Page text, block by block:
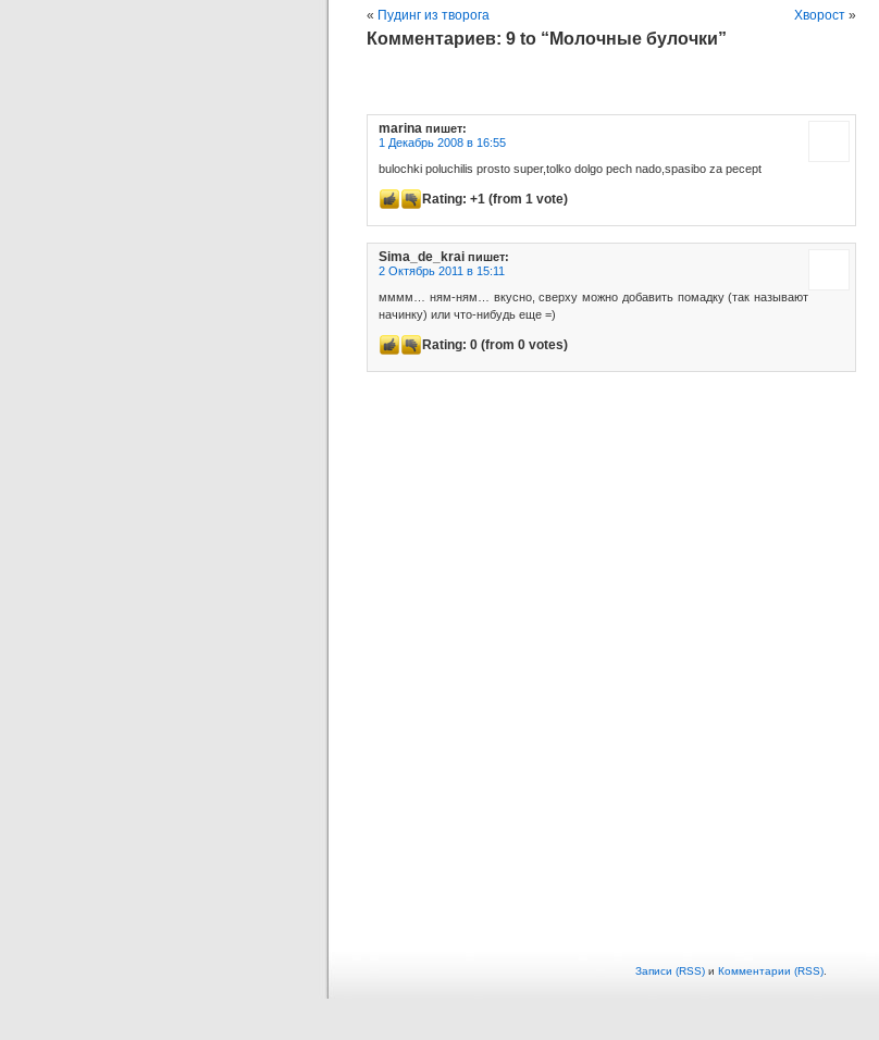
« Пудинг из творога Хворост »
Комментариев: 9 to “Молочные булочки”
marina пишет:
1 Декабрь 2008 в 16:55
bulochki poluchilis prosto super,tolko dolgo pech nado,spasibo za pecept
Rating: +1 (from 1 vote)
Sima_de_krai пишет:
2 Октябрь 2011 в 15:11
мммм… ням-ням… вкусно, сверху можно добавить помадку (так называют
начинку) или что-нибудь еще =)
Rating: 0 (from 0 votes)
Записи (RSS) и Комментарии (RSS)